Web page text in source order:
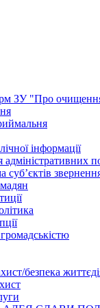
ЗУ "Про
інформації
суб’єктів
безпека